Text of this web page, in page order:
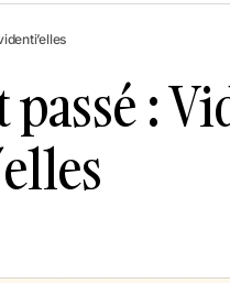
Loisirs Événement
: